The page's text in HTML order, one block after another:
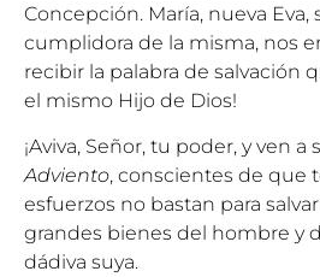
Concepción. María, nueva
cumplidora de la misma, nos
recibir la palabra de salvación
el mismo Hijo de Dios!
¡Aviva, Señor, tu poder, y ven
Adviento, conscientes de que
esfuerzos no bastan para
grandes bienes del hombre y
dádiva suya.